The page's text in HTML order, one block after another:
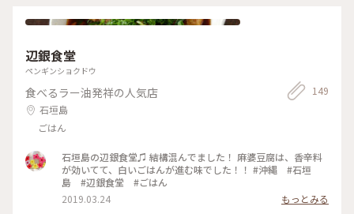
辺銀食堂
ペンギンショクドウ
食べるラー油発祥の人気店
石垣島
ごはん
149
石垣島の辺銀食堂♫ 結構混んでました！ 麻婆豆腐は、香辛料
が効いてて、白いごはんが進む味でした！！ #沖縄 #石垣
島 #辺銀食堂 #ごはん
2019.03.24
もっとみる